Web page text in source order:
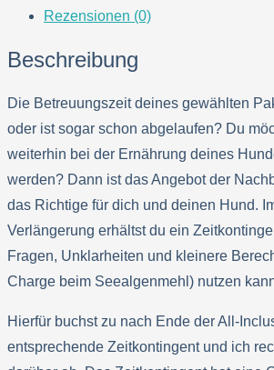
Rezensionen (0)
Beschreibung
Die Betreuungszeit deines gewählten
oder ist sogar schon abgelaufen? Du
weiterhin bei der Ernährung deines
werden? Dann ist das Angebot der
das Richtige für dich und deinen Hund.
Verlängerung erhältst du ein
Fragen, Unklarheiten und kleinere
Charge beim Seealgenmehl) nutzen
Hierfür buchst zu nach Ende der All-
entsprechende Zeitkontingent und ich